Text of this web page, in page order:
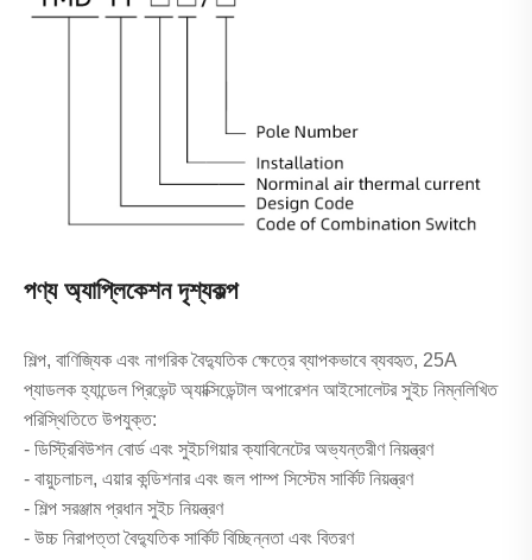
পণ্য অ্যাপ্লিকেশন দৃশ্যকল্প
শিল্প, বাণিজ্যিক এবং নাগরিক বৈদ্যুতিক ক্ষেত্রে ব্যাপকভাবে ব্যবহৃত, 25A
প্যাডলক হ্যান্ডেল প্রিভেন্ট অ্যাক্সিডেন্টাল অপারেশন আইসোলেটর সুইচ নিম্নলিখিত
পরিস্থিতিতে উপযুক্ত:
- ডিস্ট্রিবিউশন বোর্ড এবং সুইচগিয়ার ক্যাবিনেটের অভ্যন্তরীণ নিয়ন্ত্রণ
- বায়ুচলাচল, এয়ার কন্ডিশনার এবং জল পাম্প সিস্টেম সার্কিট নিয়ন্ত্রণ
- শিল্প সরঞ্জাম প্রধান সুইচ নিয়ন্ত্রণ
- উচ্চ নিরাপত্তা বৈদ্যুতিক সার্কিট বিচ্ছিন্নতা এবং বিতরণ